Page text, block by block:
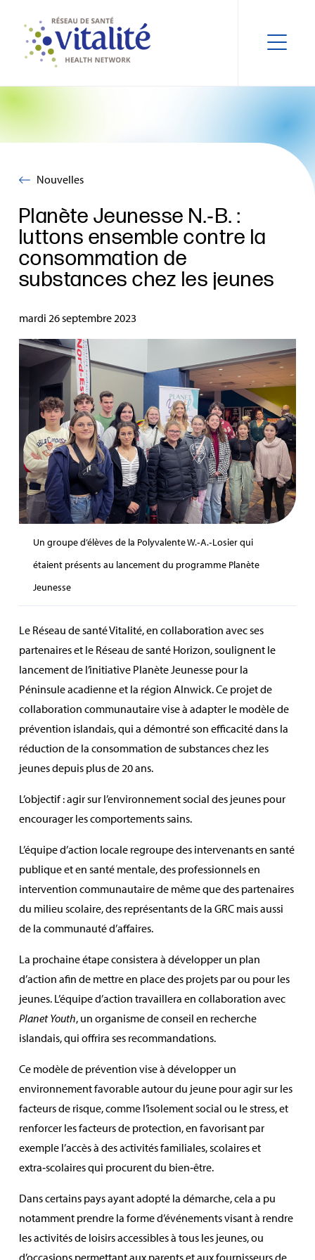
Nouvelles
Planète Jeunesse N.‑B. :
luttons ensemble contre la
consommation de
substances chez les jeunes
mardi 26 septembre 2023
Un groupe d’élèves de la Polyvalente W.‑A.‑Losier qui
étaient présents au lancement du programme Planète
Jeunesse
Le Réseau de santé Vitalité, en collaboration avec ses
partenaires et le Réseau de santé Horizon, soulignent le
lancement de l’initiative Planète Jeunesse pour la
Péninsule acadienne et la région Alnwick. Ce projet de
collaboration communautaire vise à adapter le modèle de
prévention islandais, qui a démontré son efficacité dans la
réduction de la consommation de substances chez les
jeunes depuis plus de 20 ans.
L’objectif : agir sur l’environnement social des jeunes pour
encourager les comportements sains.
L’équipe d’action locale regroupe des intervenants en santé
publique et en santé mentale, des professionnels en
intervention communautaire de même que des partenaires
du milieu scolaire, des représentants de la GRC mais aussi
de la communauté d’affaires.
La prochaine étape consistera à développer un plan
d’action afin de mettre en place des projets par ou pour les
jeunes. L’équipe d’action travaillera en collaboration avec
Planet Youth, un organisme de conseil en recherche
islandais, qui offrira ses recommandations.
Ce modèle de prévention vise à développer un
environnement favorable autour du jeune pour agir sur les
facteurs de risque, comme l’isolement social ou le stress, et
renforcer les facteurs de protection, en favorisant par
exemple l’accès à des activités familiales, scolaires et
extra‑scolaires qui procurent du bien‑être.
Dans certains pays ayant adopté la démarche, cela a pu
notamment prendre la forme d’événements visant à rendre
les activités de loisirs accessibles à tous les jeunes, ou
d’occasions permettant aux parents et aux fournisseurs de